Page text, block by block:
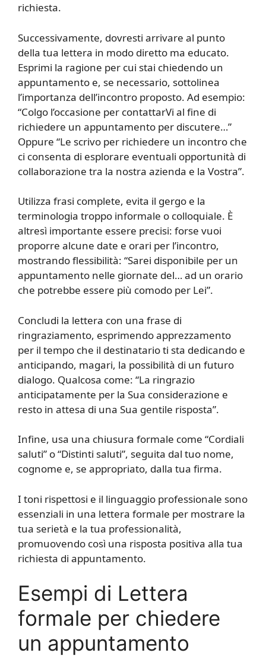
richiesta.
Successivamente, dovresti arrivare al punto
della tua lettera in modo diretto ma educato.
Esprimi la ragione per cui stai chiedendo un
appuntamento e, se necessario, sottolinea
l’importanza dell’incontro proposto. Ad esempio:
“Colgo l’occasione per contattarVi al fine di
richiedere un appuntamento per discutere…”
Oppure “Le scrivo per richiedere un incontro che
ci consenta di esplorare eventuali opportunità di
collaborazione tra la nostra azienda e la Vostra”.
Utilizza frasi complete, evita il gergo e la
terminologia troppo informale o colloquiale. È
altresì importante essere precisi: forse vuoi
proporre alcune date e orari per l’incontro,
mostrando flessibilità: “Sarei disponibile per un
appuntamento nelle giornate del… ad un orario
che potrebbe essere più comodo per Lei”.
Concludi la lettera con una frase di
ringraziamento, esprimendo apprezzamento
per il tempo che il destinatario ti sta dedicando e
anticipando, magari, la possibilità di un futuro
dialogo. Qualcosa come: “La ringrazio
anticipatamente per la Sua considerazione e
resto in attesa di una Sua gentile risposta”.
Infine, usa una chiusura formale come “Cordiali
saluti” o “Distinti saluti”, seguita dal tuo nome,
cognome e, se appropriato, dalla tua firma.
I toni rispettosi e il linguaggio professionale sono
essenziali in una lettera formale per mostrare la
tua serietà e la tua professionalità,
promuovendo così una risposta positiva alla tua
richiesta di appuntamento.
Esempi di Lettera
formale per chiedere
un appuntamento